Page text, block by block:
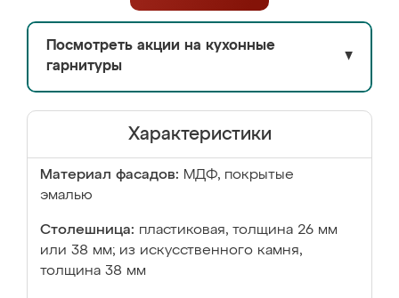
Посмотреть акции на кухонные
гарнитуры
▼
Характеристики
Материал фасадов: МДФ, покрытые
эмалью
Столешница: пластиковая, толщина 26 мм
или 38 мм; из искусственного камня,
толщина 38 мм